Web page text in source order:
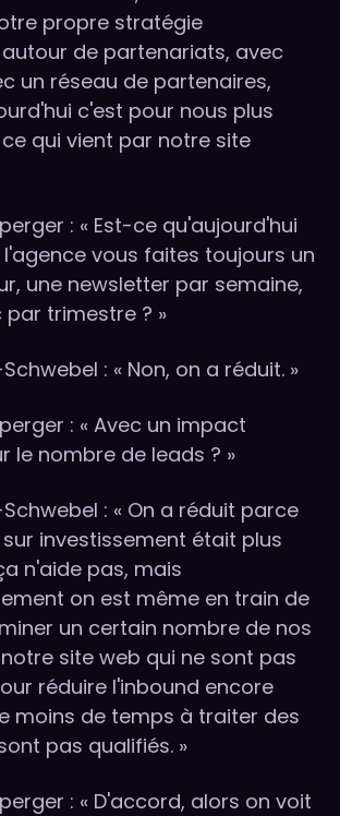
propre stratégie
de partenariats, avec
un réseau de partenaires,
c'est pour nous plus
qui vient par notre site
: « Est-ce qu'aujourd'hui
vous faites toujours un
une newsletter par semaine,
par trimestre ? »
: « Non, on a réduit. »
: « Avec un impact
le nombre de leads ? »
: « On a réduit parce
investissement était plus
n'aide pas, mais
on est même en train de
un certain nombre de nos
site web qui ne sont pas
réduire l'inbound encore
moins de temps à traiter des
pas qualifiés. »
: « D'accord, alors on voit